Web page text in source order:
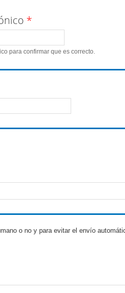
*
para confirmar que es correcto.
o no y para evitar el envío